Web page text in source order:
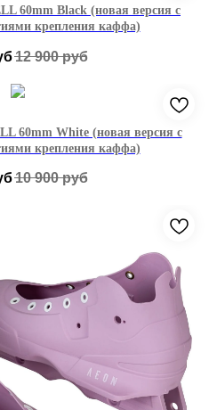
60mm Black (новая версия с
крепления каффа)
12 900 руб
60mm White (новая версия с
крепления каффа)
10 900 руб